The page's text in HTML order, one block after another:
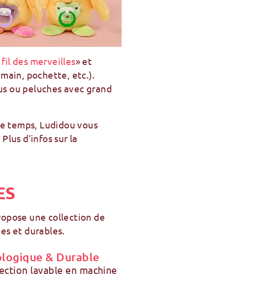
des merveilles» et
main, pochette, etc.).
ou peluches avec grand
temps, Ludidou vous
d’infos sur la
une collection de
et durables.
& Durable
lavable en machine